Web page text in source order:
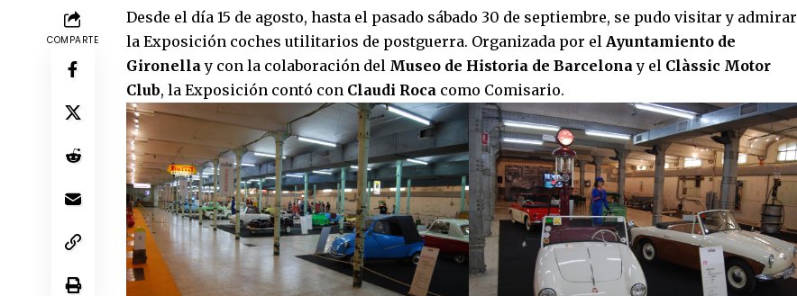
COMPARTE
Desde el día 15 de agosto, hasta el pasado sábado 30 de septiembre, se pudo visitar y admirar
la Exposición coches utilitarios de postguerra. Organizada por el Ayuntamiento de
Gironellay con la colaboración del Museo de Historia de Barcelonay el Clàssic Motor
Club, la Exposición contó con Claudi Rocacomo Comisario.